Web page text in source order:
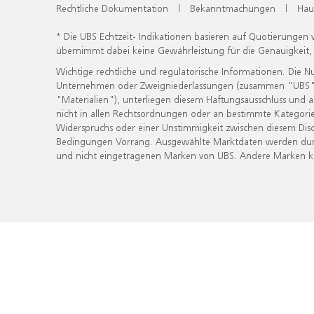
Rechtliche Dokumentation | Bekanntmachungen |
* Die UBS Echtzeit- Indikationen basieren auf
übernimmt dabei keine Gewährleistung für die
Wichtige rechtliche und regulatorische Informationen. Die
Unternehmen oder Zweigniederlassungen (zusammen
"Materialien"), unterliegen diesem Haftungsausschluss
nicht in allen Rechtsordnungen oder an bestimmte
Widerspruchs oder einer Unstimmigkeit zwischen diesem
Bedingungen Vorrang. Ausgewählte Marktdaten werden
und nicht eingetragenen Marken von UBS. Andere Marken